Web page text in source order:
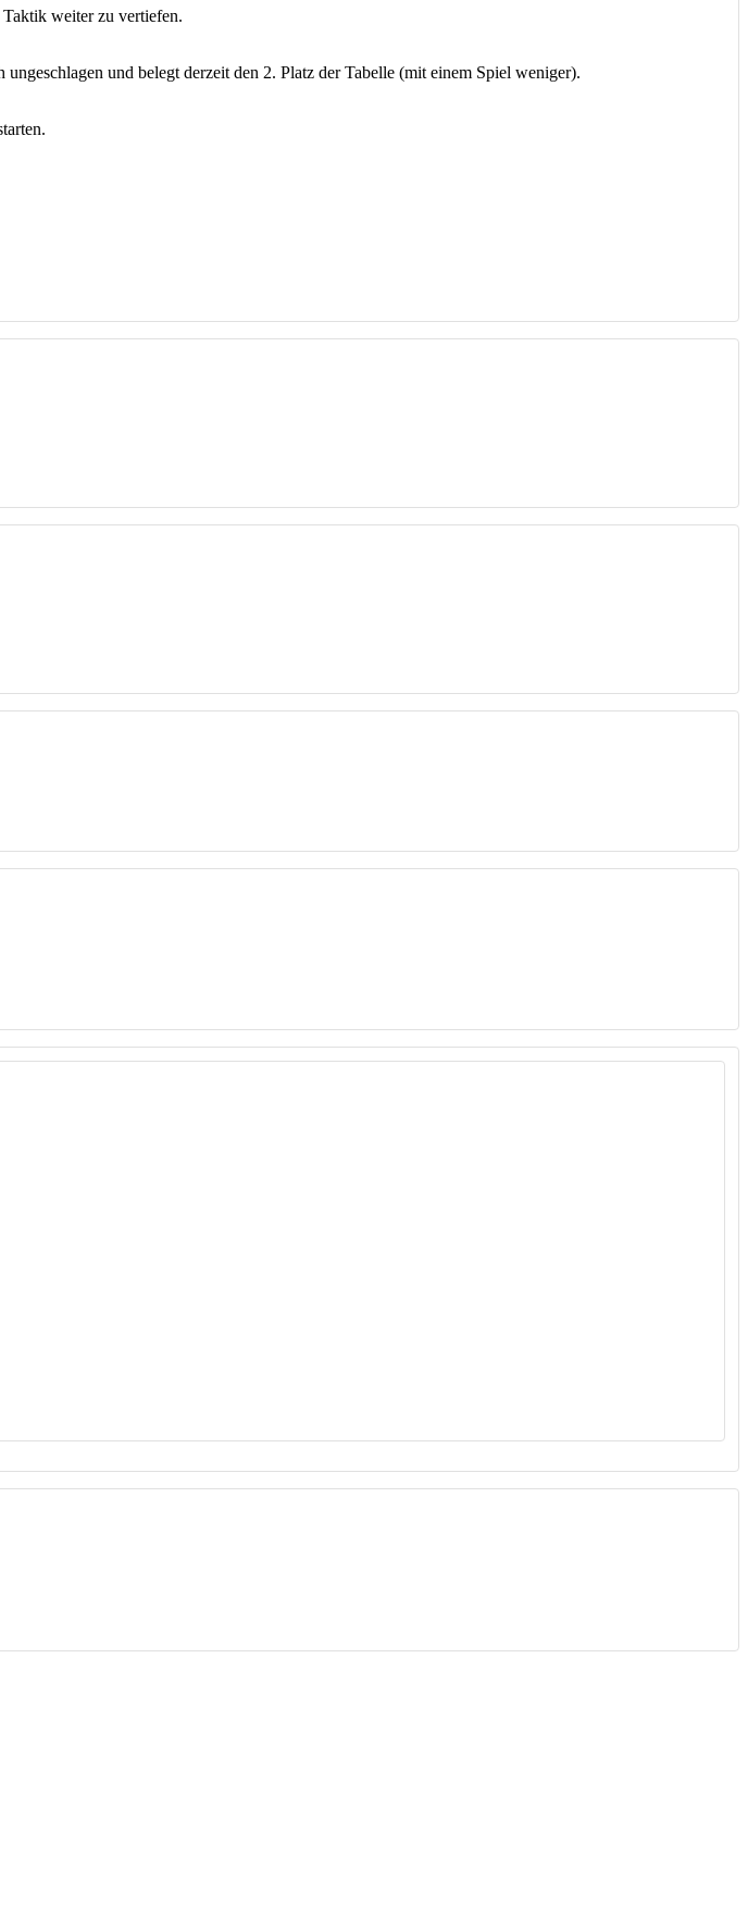
weiter zu vertiefen.
und belegt derzeit den 2. Platz der Tabelle (mit einem Spiel weniger).